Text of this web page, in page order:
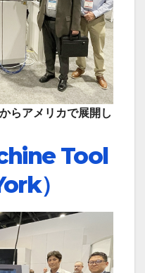
らアメリカで展開し
Tool
）